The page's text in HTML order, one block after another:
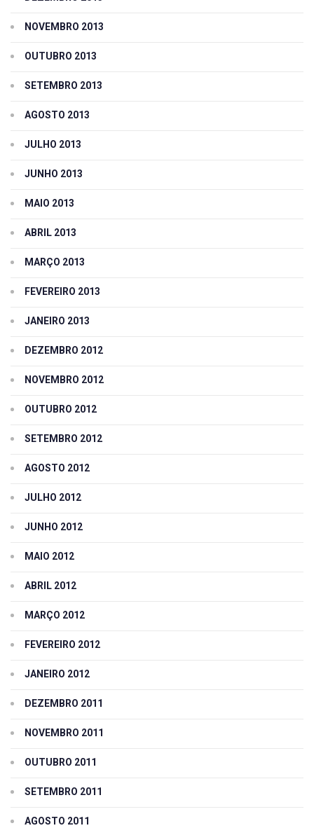
NOVEMBRO 2013
OUTUBRO 2013
SETEMBRO 2013
AGOSTO 2013
JULHO 2013
JUNHO 2013
MAIO 2013
ABRIL 2013
MARÇO 2013
FEVEREIRO 2013
JANEIRO 2013
DEZEMBRO 2012
NOVEMBRO 2012
OUTUBRO 2012
SETEMBRO 2012
AGOSTO 2012
JULHO 2012
JUNHO 2012
MAIO 2012
ABRIL 2012
MARÇO 2012
FEVEREIRO 2012
JANEIRO 2012
DEZEMBRO 2011
NOVEMBRO 2011
OUTUBRO 2011
SETEMBRO 2011
AGOSTO 2011